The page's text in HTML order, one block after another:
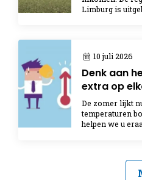
Limburg is
10 juli 2026
Denk aan
extra op
De zomer lijkt
temperaturen
helpen we u